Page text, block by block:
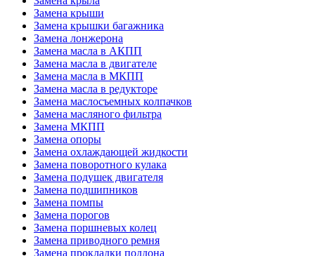
Замена крыши
Замена крышки багажника
Замена лонжерона
Замена масла в АКПП
Замена масла в двигателе
Замена масла в МКПП
Замена масла в редукторе
Замена маслосъемных колпачков
Замена масляного фильтра
Замена МКПП
Замена опоры
Замена охлаждающей жидкости
Замена поворотного кулака
Замена подушек двигателя
Замена подшипников
Замена помпы
Замена порогов
Замена поршневых колец
Замена приводного ремня
Замена прокладки поддона